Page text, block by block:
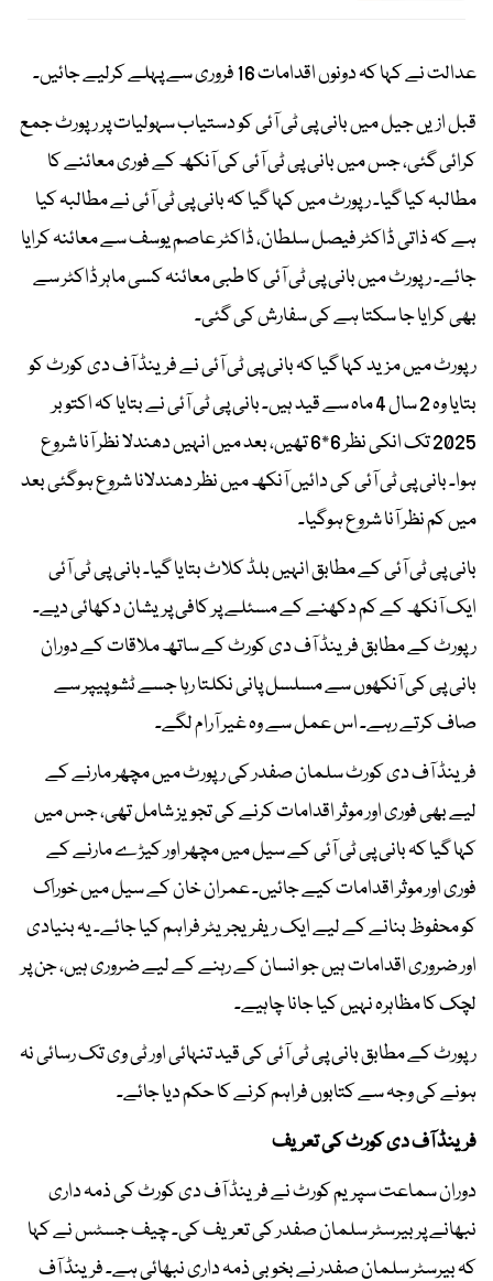
عدالت نے کہا کہ دونوں اقدامات 16 فروری سے پہلے کرلیے جائیں۔
قبل ازیں جیل میں بانی پی ٹی آئی کو دستیاب سہولیات پر رپورٹ جمع
کرائی گئی، جس میں بانی پی ٹی آئی کی آنکھ کے فوری معائنے کا
مطالبہ کیا گیا۔ رپورٹ میں کہا گیا کہ بانی پی ٹی آئی نے مطالبہ کیا
ہے کہ ذاتی ڈاکٹر فیصل سلطان، ڈاکٹر عاصم یوسف سے معائنہ کرایا
جائے۔ رپورٹ میں بانی پی ٹی آئی کا طبی معائنہ کسی ماہر ڈاکٹر سے
بھی کرایا جا سکتا ہے کی سفارش کی گئی۔
رپورٹ میں مزید کہا گیا کہ بانی پی ٹی آئی نے فرینڈ آف دی کورٹ کو
بتایا وہ 2 سال 4 ماہ سے قید ہیں۔ بانی پی ٹی آئی نے بتایا کہ اکتوبر
2025 تک انکی نظر 6*6 تھیں، بعد میں انہیں دھندلا نظر آنا شروع
ہوا۔ بانی پی ٹی آئی کی دائیں آنکھ میں نظر دھندلانا شروع ہوگئی بعد
میں کم نظر آنا شروع ہوگیا۔
بانی پی ٹی آئی کے مطابق انہیں بلڈ کلاٹ بتایا گیا۔ بانی پی ٹی آئی
ایک آنکھ کے کم دکھنے کے مسئلے پر کافی پریشان دکھائی دیے۔
رپورٹ کے مطابق فرینڈ آف دی کورٹ کے ساتھ ملاقات کے دوران
بانی پی کی آنکھوں سے مسلسل پانی نکلتا رہا جسے ٹشو پیپر سے
صاف کرتے رہے۔ اس عمل سے وہ غیر آرام لگے۔
فرینڈ آف دی کورٹ سلمان صفدر کی رپورٹ میں مچھر مارنے کے
لیے بھی فوری اور موثر اقدامات کرنے کی تجویز شامل تھی، جس میں
کہا گیا کہ بانی پی ٹی آئی کے سیل میں مچھر اور کیڑے مارنے کے
فوری اور موثر اقدامات کیے جائیں۔ عمران خان کے سیل میں خوراک
کو محفوظ بنانے کے لیے ایک ریفریجریٹر فراہم کیا جائے۔ یہ بنیادی
اور ضروری اقدامات ہیں جو انسان کے رہنے کے لیے ضروری ہیں، جن پر
لچک کا مظاہرہ نہیں کیا جانا چاہیے۔
رپورٹ کے مطابق بانی پی ٹی آئی کی قید تنہائی اور ٹی وی تک رسائی نہ
ہونے کی وجہ سے کتابوں فراہم کرنے کا حکم دیا جائے۔
فرینڈ آف دی کورٹ کی تعریف
دوران سماعت سپریم کورٹ نے فرینڈ آف دی کورٹ کی ذمہ داری
نبھانے پر بیرسٹر سلمان صفدر کی تعریف کی۔ چیف جسٹس نے کہا
کہ بیرسٹر سلمان صفدر نے بخوبی ذمہ داری نبھائی ہے۔ فرینڈ آف